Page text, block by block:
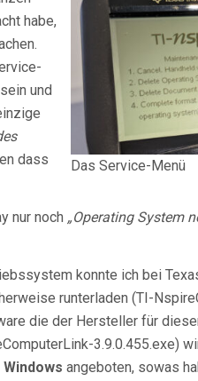
Das Service-Menü
habe,
und
dass
nur noch „Operating System
konnte ich bei
runterladen (TI-
die der Hersteller für
3.9.0.455.exe)
Windows angeboten, sowas